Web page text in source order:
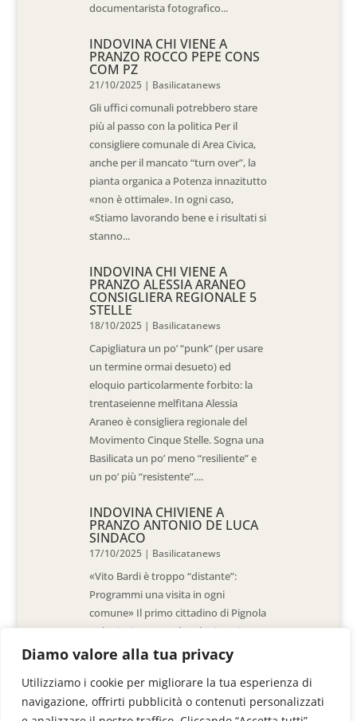
Diamo valore alla tua privacy
Utilizziamo i cookie per migliorare la tua esperienza di
navigazione, offrirti pubblicità o contenuti personalizzati
documentarista fotografico...
INDOVINA CHI VIENE A
PRANZO ROCCO PEPE CONS
COM PZ
21/10/2025 | Basilicatanews
Gli uffici comunali potrebbero stare
più al passo con la politica Per il
consigliere comunale di Area Civica,
anche per il mancato “turn over”, la
pianta organica a Potenza innazitutto
«non è ottimale». In ogni caso,
«Stiamo lavorando bene e i risultati si
stanno...
INDOVINA CHI VIENE A
PRANZO ALESSIA ARANEO
CONSIGLIERA REGIONALE 5
STELLE
18/10/2025 | Basilicatanews
Capigliatura un po’ “punk” (per usare
un termine ormai desueto) ed
eloquio particolarmente forbito: la
trentaseienne melfitana Alessia
Araneo è consigliera regionale del
Movimento Cinque Stelle. Sogna una
Basilicata un po’ meno “resiliente” e
un po’ più “resistente”....
INDOVINA CHIVIENE A
PRANZO ANTONIO DE LUCA
SINDACO
17/10/2025 | Basilicatanews
«Vito Bardi è troppo “distante”:
Programmi una visita in ogni
comune» Il primo cittadino di Pignola
«L’ho invitato a vedere la situazione
al Pantano, ma non è venuto. La
sensazione è che -come sindaci-
siamo lasciati a noi stessi» di Walter
De Stradis In...